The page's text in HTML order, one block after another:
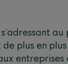
au
de plus en
entreprises